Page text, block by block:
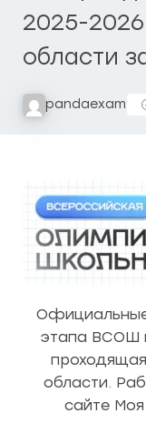
2025-
области
pandaexam
этапа ВСОШ
проходящая
области.
сайте Моя